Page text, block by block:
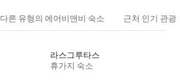
다른 유형의 에어비앤비 숙소 근처 인기 관광
라스그루타스
휴가지 숙소